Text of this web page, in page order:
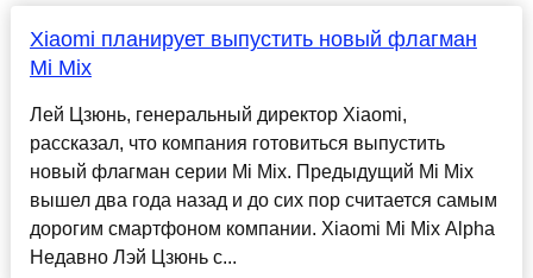
Xiaomi планирует выпустить новый флагман
Mi Mix
Лей Цзюнь, генеральный директор Xiaomi,
рассказал, что компания готовиться выпустить
новый флагман серии Mi Mix. Предыдущий Mi Mix
вышел два года назад и до сих пор считается самым
дорогим смартфоном компании. Xiaomi Mi Mix Alpha
Недавно Лэй Цзюнь с...